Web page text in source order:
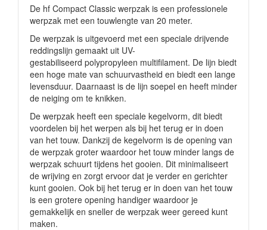
De hf Compact Classic werpzak is een professionele
werpzak met een touwlengte van 20 meter.
De werpzak is uitgevoerd met een speciale drijvende
reddingslijn gemaakt uit UV-
gestabiliseerd polypropyleen multifilament. De lijn biedt
een hoge mate van schuurvastheid en biedt een lange
levensduur. Daarnaast is de lijn soepel en heeft minder
de neiging om te knikken.
De werpzak heeft een speciale kegelvorm, dit biedt
voordelen bij het werpen als bij het terug er in doen
van het touw. Dankzij de kegelvorm is de opening van
de werpzak groter waardoor het touw minder langs de
werpzak schuurt tijdens het gooien. Dit minimaliseert
de wrijving en zorgt ervoor dat je verder en gerichter
kunt gooien. Ook bij het terug er in doen van het touw
is een grotere opening handiger waardoor je
gemakkelijk en sneller de werpzak weer gereed kunt
maken.